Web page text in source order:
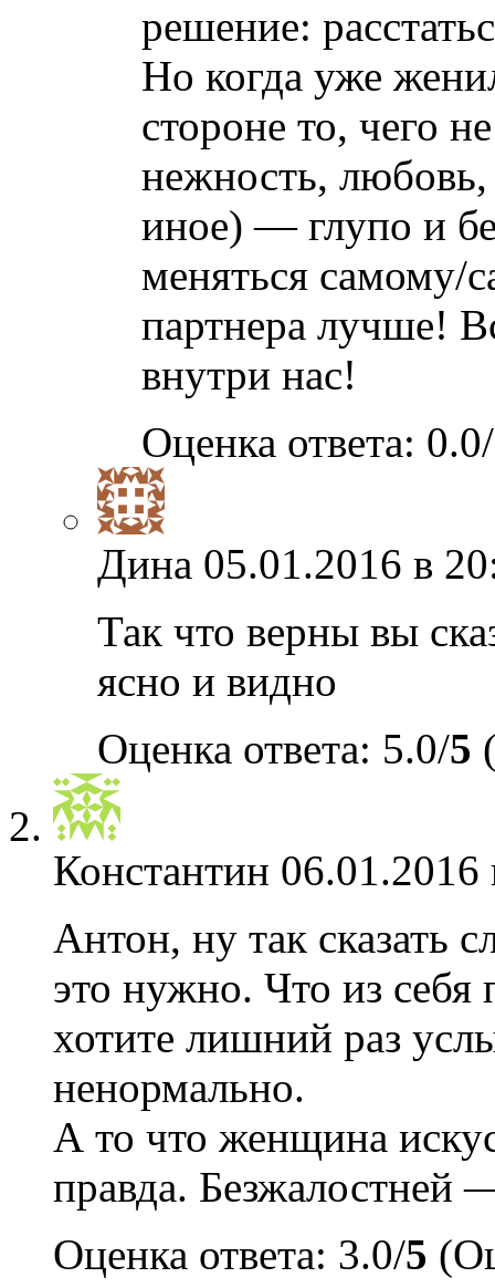
решение:
Но когда уже
стороне то, чего
нежность,
иное) — глупо и
меняться самому/
партнера лучше!
внутри нас!
Оценка ответа: 0.0/
Дина 05.01.2016 в
Так что верны вы
ясно и видно
Оценка ответа: 5.0/5
Константин 06.01.2016
Антон, ну так сказать
это нужно. Что из себя
хотите лишний раз
ненормально.
А то что женщина
правда. Безжалостней
Оценка ответа: 3.0/5